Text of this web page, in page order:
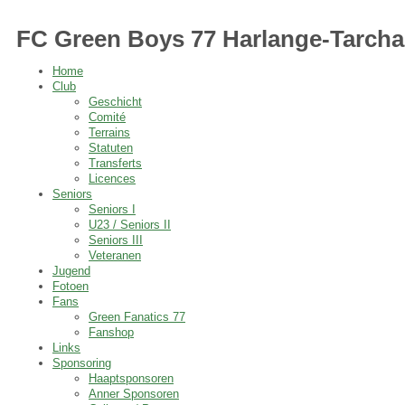
FC Green Boys 77 Harlange-
Home
Club
Geschicht
Comité
Terrains
Statuten
Transferts
Licences
Seniors
Seniors I
U23 / Seniors II
Seniors III
Veteranen
Jugend
Fotoen
Fans
Green Fanatics 77
Fanshop
Links
Sponsoring
Haaptsponsoren
Anner Sponsoren